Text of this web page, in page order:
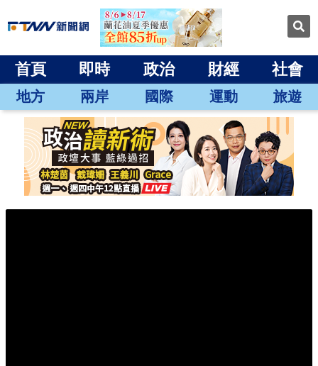
首頁 即時 政治 財經 社會
地方 兩岸 國際 運動 旅遊